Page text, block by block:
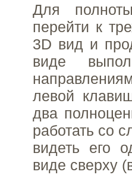
Для
перейти к
3D вид и
виде
левой
два
работать со
видеть его
виде сверху